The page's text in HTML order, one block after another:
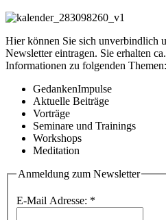
Hier können Sie sich unverbindlich
Newsletter eintragen. Sie erhalten
Informationen zu folgenden Themen:
GedankenImpulse
Aktuelle Beiträge
Vorträge
Seminare und Trainings
Workshops
Meditation
Anmeldung zum Newsletter
E-Mail Adresse: *